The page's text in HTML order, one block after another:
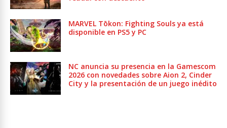
MARVEL Tōkon: Fighting Souls ya está
disponible en PS5 y PC
NC anuncia su presencia en la Gamescom
2026 con novedades sobre Aion 2, Cinder
City y la presentación de un juego inédito